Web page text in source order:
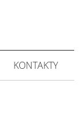
KONTAKTY